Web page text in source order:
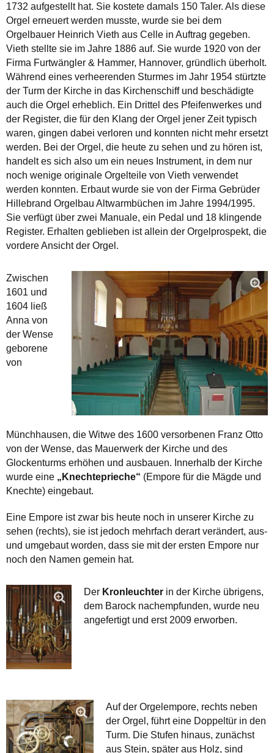
1732 aufgestellt hat. Sie kostete damals 150 Taler. Als diese
Orgel erneuert werden musste, wurde sie bei dem
Orgelbauer Heinrich Vieth aus Celle in Auftrag gegeben.
Vieth stellte sie im Jahre 1886 auf. Sie wurde 1920 von der
Firma Furtwängler & Hammer, Hannover, gründlich überholt.
Während eines verheerenden Sturmes im Jahr 1954 stürtzte
der Turm der Kirche in das Kirchenschiff und beschädigte
auch die Orgel erheblich. Ein Drittel des Pfeifenwerkes und
der Register, die für den Klang der Orgel jener Zeit typisch
waren, gingen dabei verloren und konnten nicht mehr ersetzt
werden. Bei der Orgel, die heute zu sehen und zu hören ist,
handelt es sich also um ein neues Instrument, in dem nur
noch wenige originale Orgelteile von Vieth verwendet
werden konnten. Erbaut wurde sie von der Firma Gebrüder
Hillebrand Orgelbau Altwarmbüchen im Jahre 1994/1995.
Sie verfügt über zwei Manuale, ein Pedal und 18 klingende
Register. Erhalten geblieben ist allein der Orgelprospekt, die
vordere Ansicht der Orgel.
Zwischen
1601 und
1604 ließ
Anna von
der Wense
geborene
von
Münchhausen, die Witwe des 1600 versorbenen Franz Otto
von der Wense, das Mauerwerk der Kirche und des
Glockenturms erhöhen und ausbauen. Innerhalb der Kirche
wurde eine „Knechteprieche“ (Empore für die Mägde und
Knechte) eingebaut.
Eine Empore ist zwar bis heute noch in unserer Kirche zu
sehen (rechts), sie ist jedoch mehrfach derart verändert, aus-
und umgebaut worden, dass sie mit der ersten Empore nur
noch den Namen gemein hat.
Der Kronleuchter in der Kirche übrigens,
dem Barock nachempfunden, wurde neu
angefertigt und erst 2009 erworben.
Auf der Orgelempore, rechts neben
der Orgel, führt eine Doppeltür in den
Turm. Die Stufen hinaus, zunächst
aus Stein, später aus Holz, sind